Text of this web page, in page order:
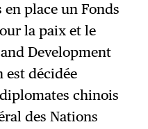
place un Fonds
la paix et le
Development
est décidée
chinois
des Nations